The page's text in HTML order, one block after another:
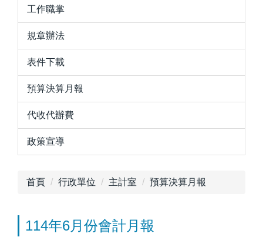
工作職掌
規章辦法
表件下載
預算決算月報
代收代辦費
政策宣導
首頁 行政單位 主計室 預算決算月報
114年6月份會計月報